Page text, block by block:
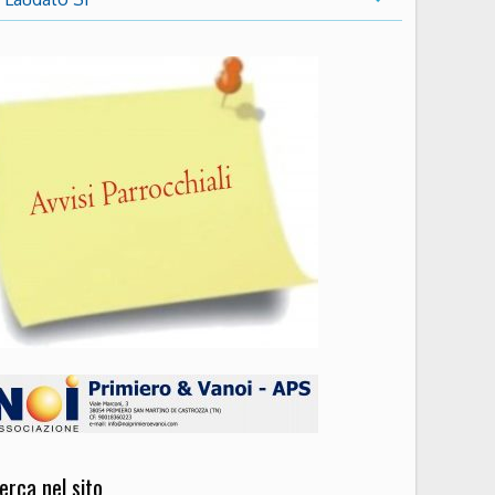
nel sito